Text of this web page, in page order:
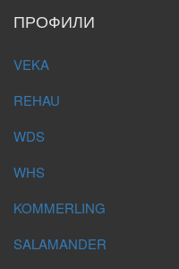
ПРОФИЛИ
VEKA
REHAU
WDS
WHS
KOMMERLING
SALAMANDER